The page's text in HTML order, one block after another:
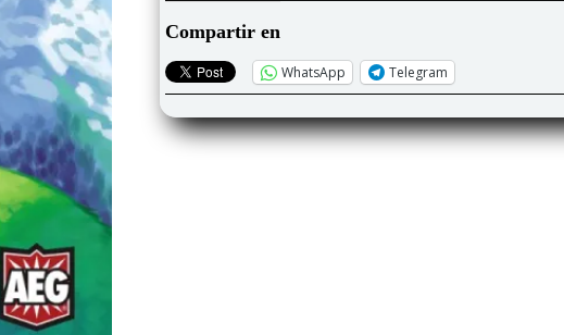
Compartir en
WhatsApp Telegram